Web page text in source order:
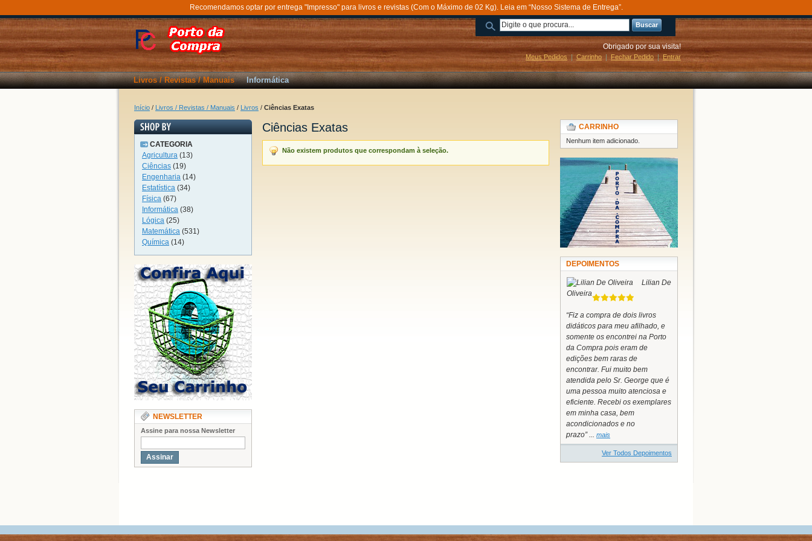
Recomendamos optar por entrega "Impresso" para livros e revistas (Com o Máximo de 02 Kg). Leia em “Nosso Sistema de Entrega”.
Buscar
Obrigado por sua visita!
Meus Pedidos Carrinho Fechar Pedido Entrar
Livros / Revistas / Manuais Informática
Início / Livros / Revistas / Manuais / Livros / Ciências Exatas
Ciências Exatas
Não existem produtos que correspondam à seleção.
CATEGORIA
Agricultura (13)
Ciências (19)
Engenharia (14)
Estatística (34)
Física (67)
Informática (38)
Lógica (25)
Matemática (531)
Química (14)
NEWSLETTER
Assine para nossa Newsletter
Assinar
CARRINHO
Nenhum item adicionado.
DEPOIMENTOS
Lilian De
Oliveira
“Fiz a compra de dois livros
didáticos para meu afilhado, e
somente os encontrei na Porto
da Compra pois eram de
edições bem raras de
encontrar. Fui muito bem
atendida pelo Sr. George que é
uma pessoa muito atenciosa e
eficiente. Recebi os exemplares
em minha casa, bem
acondicionados e no
prazo” ... mais
Ver Todos Depoimentos